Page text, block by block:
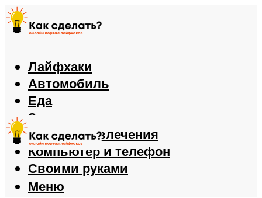
Лайфхаки
Автомобиль
Еда
Здоровье
Игры и развлечения
Компьютер и телефон
Своими руками
Меню